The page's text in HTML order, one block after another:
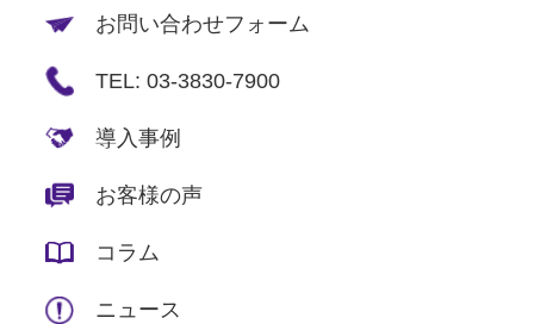
お問い合わせフォーム
TEL: 03-3830-7900
導入事例
お客様の声
コラム
ニュース